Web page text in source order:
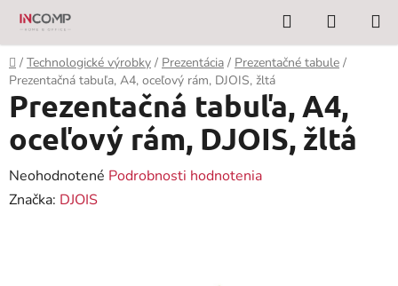
Prejsť
obsah
Hľadať
KOŠÍK
Domov
/ Technologické výrobky / Prezentácia / Prezentačné tabule /
Prezentačná tabuľa, A4, oceľový rám, DJOIS, žltá
Prezentačná tabuľa, A4,
oceľový rám, DJOIS, žltá
Priemerné
hodnotenie
Neohodnotené Podrobnosti hodnotenia
Značka: DJOIS